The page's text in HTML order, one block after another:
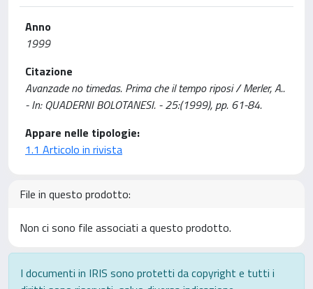
Anno
1999
Citazione
Avanzade no timedas. Prima che il tempo riposi / Merler, A..
- In: QUADERNI BOLOTANESI. - 25:(1999), pp. 61-84.
Appare nelle tipologie:
1.1 Articolo in rivista
File in questo prodotto:
Non ci sono file associati a questo prodotto.
I documenti in IRIS sono protetti da copyright e tutti i